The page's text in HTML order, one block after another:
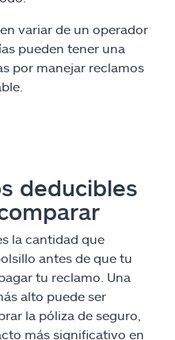
variar de un operador
pueden tener una
por manejar reclamos
deducibles
la cantidad que
antes de que tu
tu reclamo. Una
alto puede ser
la póliza de seguro,
más significativo en